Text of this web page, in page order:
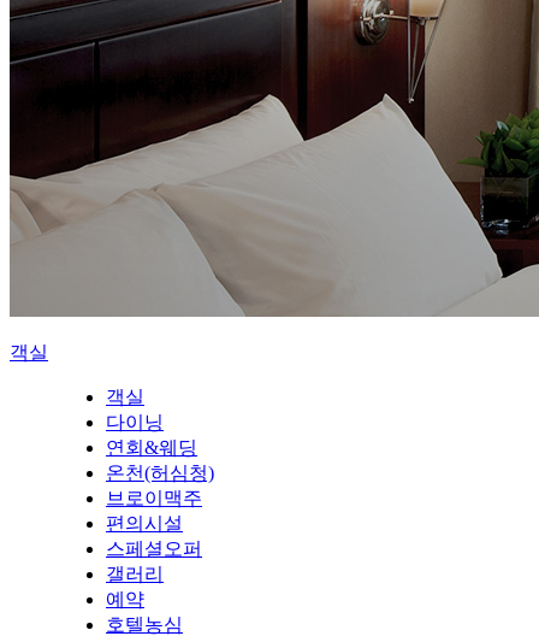
객실
객실
다이닝
연회&웨딩
온천(허심청)
브로이맥주
편의시설
스페셜오퍼
갤러리
예약
호텔농심